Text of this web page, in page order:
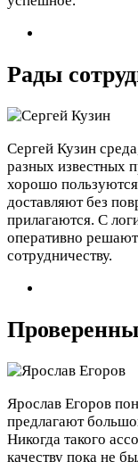
Рады
Сергей Кузин
разных известных
хорошо
доставляют без
прилагаются. С
оперативно
сотрудничеству.
Ярослав Егоров
предлагают
Никогда такого
качеству пока не